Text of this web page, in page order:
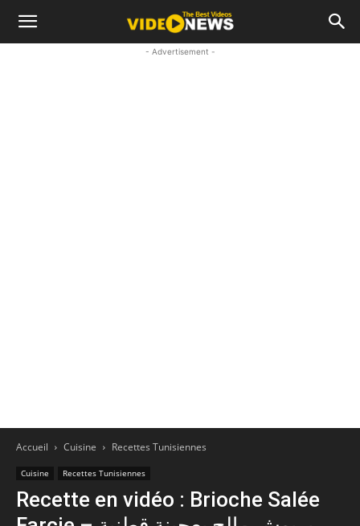
- Advertisement -
Accueil Cuisine Recettes Tunisiennes
Cuisine Recettes Tunisiennes
Recette en vidéo : Brioche Salée